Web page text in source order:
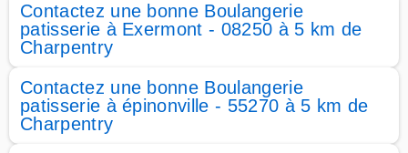
Contactez une bonne Boulangerie
patisserie à Exermont - 08250 à 5 km de
Charpentry
Contactez une bonne Boulangerie
patisserie à épinonville - 55270 à 5 km de
Charpentry